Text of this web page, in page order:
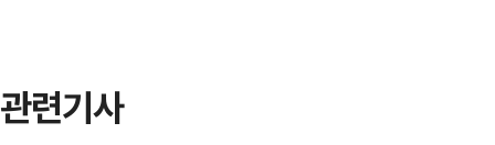
관련기사